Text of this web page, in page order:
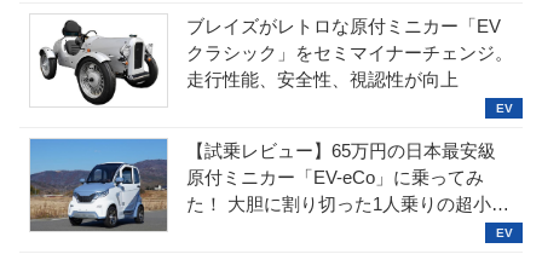
ブレイズがレトロな原付ミニカー「EV
クラシック」をセミマイナーチェンジ。
走行性能、安全性、視認性が向上
【試乗レビュー】65万円の日本最安級
原付ミニカー「EV-eCo」に乗ってみ
た！ 大胆に割り切った1人乗りの超小型